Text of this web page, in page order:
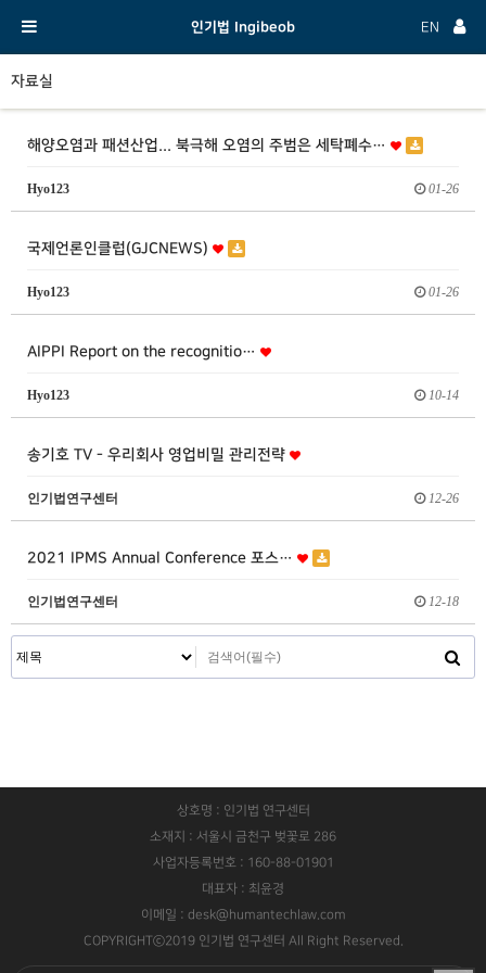
인기법 Ingibeob EN
자료실
해양오염과 패션산업... 북극해 오염의 주범은 세탁폐수…
Hyo123 01-26
국제언론인클럽(GJCNEWS)
Hyo123 01-26
AIPPI Report on the recognitio…
Hyo123 10-14
송기호 TV - 우리회사 영업비밀 관리전략
인기법연구센터 12-26
2021 IPMS Annual Conference 포스…
인기법연구센터 12-18
상호명 : 인기법 연구센터
소재지 : 서울시 금천구 벚꽃로 286
사업자등록번호 : 160-88-01901
대표자 : 최윤경
이메일 : desk@humantechlaw.com
COPYRIGHTⓒ2019 인기법 연구센터 All Right Reserved.